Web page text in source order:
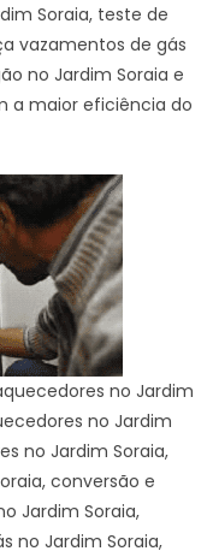
Soraia, teste de
vazamentos de gás
no Jardim Soraia e
a maior eficiência do
no Jardim
no Jardim
no Jardim Soraia,
conversão e
Jardim Soraia,
no Jardim Soraia,